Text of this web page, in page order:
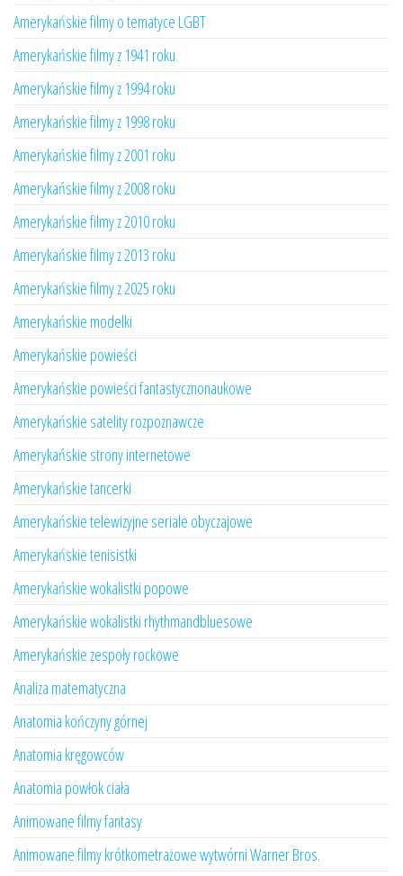
Amerykańskie filmy o tematyce LGBT
Amerykańskie filmy z 1941 roku
Amerykańskie filmy z 1994 roku
Amerykańskie filmy z 1998 roku
Amerykańskie filmy z 2001 roku
Amerykańskie filmy z 2008 roku
Amerykańskie filmy z 2010 roku
Amerykańskie filmy z 2013 roku
Amerykańskie filmy z 2025 roku
Amerykańskie modelki
Amerykańskie powieści
Amerykańskie powieści fantastycznonaukowe
Amerykańskie satelity rozpoznawcze
Amerykańskie strony internetowe
Amerykańskie tancerki
Amerykańskie telewizyjne seriale obyczajowe
Amerykańskie tenisistki
Amerykańskie wokalistki popowe
Amerykańskie wokalistki rhythmandbluesowe
Amerykańskie zespoły rockowe
Analiza matematyczna
Anatomia kończyny górnej
Anatomia kręgowców
Anatomia powłok ciała
Animowane filmy fantasy
Animowane filmy krótkometrażowe wytwórni Warner Bros.